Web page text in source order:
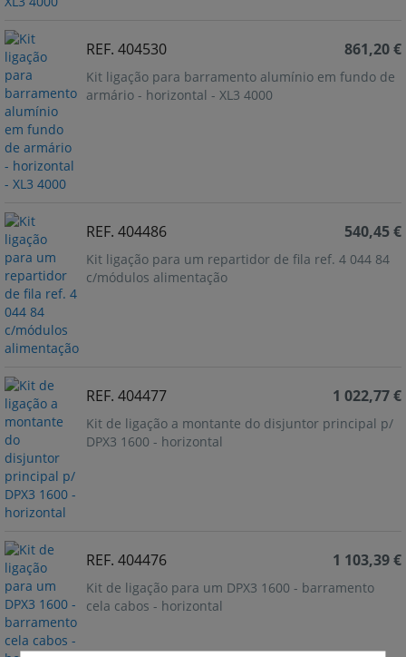
REF. 404530
Kit ligação para barramento alumínio em fundo de
armário - horizontal - XL3 4000
861,20 €
REF. 404486
Kit ligação para um repartidor de fila ref. 4 044 84
c/módulos alimentação
540,45 €
REF. 404477
Kit de ligação a montante do disjuntor principal p/
DPX3 1600 - horizontal
1 022,77 €
REF. 404476
Kit de ligação para um DPX3 1600 - barramento
cela cabos - horizontal
1 103,39 €